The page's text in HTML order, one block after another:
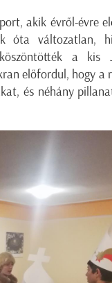
akik évről-évre
óta változatlan,
a kis
előfordul, hogy a
és néhány